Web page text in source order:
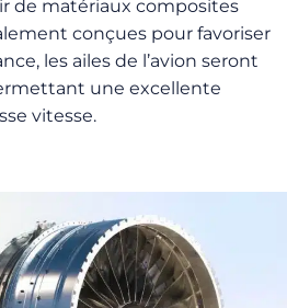
de matériaux composites
conçues pour favoriser
les ailes de l’avion seront
une excellente
vitesse.